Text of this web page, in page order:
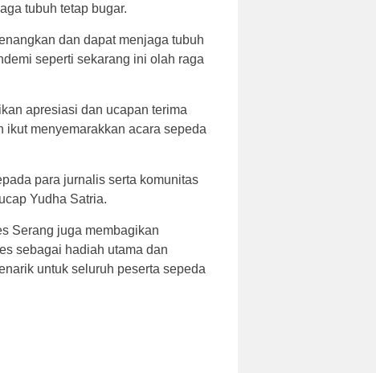
tubuh tetap bugar.
dan dapat menjaga tubuh
seperti sekarang ini olah raga
apresiasi dan ucapan terima
menyemarakkan acara sepeda
para jurnalis serta komunitas
Yudha Satria.
Serang juga membagikan
sebagai hadiah utama dan
untuk seluruh peserta sepeda